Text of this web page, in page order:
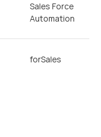
Sales Force
Automation
forSales